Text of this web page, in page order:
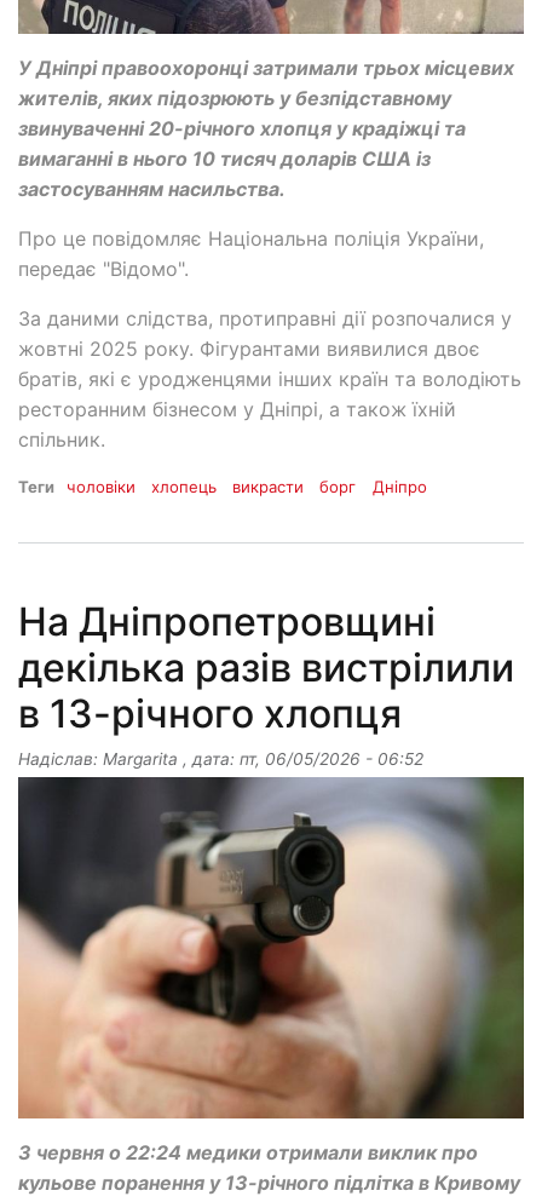
У Дніпрі правоохоронці затримали трьох місцевих
жителів, яких підозрюють у безпідставному
звинуваченні 20-річного хлопця у крадіжці та
вимаганні в нього 10 тисяч доларів США із
застосуванням насильства.
Про це повідомляє Національна поліція України,
передає "Відомо".
За даними слідства, протиправні дії розпочалися у
жовтні 2025 року. Фігурантами виявилися двоє
братів, які є уродженцями інших країн та володіють
ресторанним бізнесом у Дніпрі, а також їхній
спільник.
Теги чоловіки хлопець викрасти борг Дніпро
На Дніпропетровщині
декілька разів вистрілили
в 13-річного хлопця
Надіслав: Margarita , дата: пт, 06/05/2026 - 06:52
3 червня о 22:24 медики отримали виклик про
кульове поранення у 13-річного підлітка в Кривому